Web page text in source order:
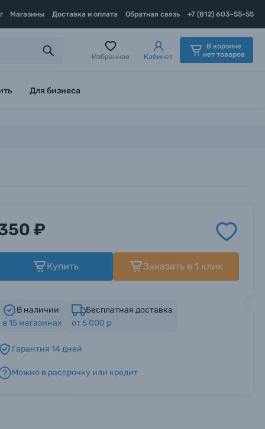
Магазины Доставка и оплата Обратная связь +7 (812) 603-55-55
Избранное Кабинет
В корзине
нет товаров
Для бизнеса
₽
Купить Заказать в 1 клик
В наличии
в 15магазинах
Бесплатная доставка
от 5 000 р
Гарантия 14 дней
Можно в рассрочку или кредит